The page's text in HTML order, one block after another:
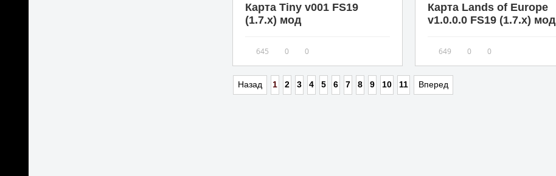
Карта Tiny v001 FS19
(1.7.x) мод
645 0 0
Карта Lands of Europe
v1.0.0.0 FS19 (1.7.x) мод
649 0 0
Назад 1 2 3 4 5 6 7 8 9 10 11 Вперед